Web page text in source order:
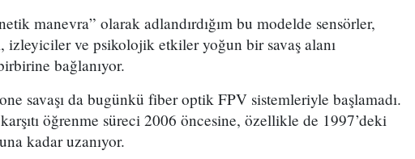
manevra” olarak adlandırdığım bu modelde sensörler,
izleyiciler ve psikolojik etkiler yoğun bir savaş alanı
bağlanıyor.
savaşı da bugünkü fiber optik FPV sistemleriyle başlamadı.
öğrenme süreci 2006 öncesine, özellikle de 1997’deki
kadar uzanıyor.